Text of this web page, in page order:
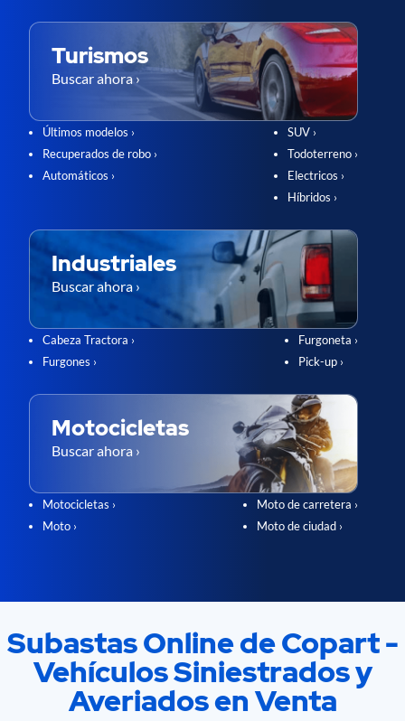
Turismos
Buscar ahora ›
Últimos modelos ›
Recuperados de robo ›
Automáticos ›
SUV ›
Todoterreno ›
Electricos ›
Híbridos ›
Industriales
Buscar ahora ›
Cabeza Tractora ›
Furgones ›
Furgoneta ›
Pick-up ›
Motocicletas
Buscar ahora ›
Motocicletas ›
Moto ›
Moto de carretera ›
Moto de ciudad ›
Subastas Online de Copart -
Vehículos Siniestrados y
Averiados en Venta